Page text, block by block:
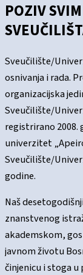
POZIV
Sveučilište/
osnivanja i rada.
organizacijska
Sveučilište/
registrirano
univerzitet
Sveučilište/
godine.
Naš
znanstvenog
akademskom,
javnom životu
činjenicu i stoga